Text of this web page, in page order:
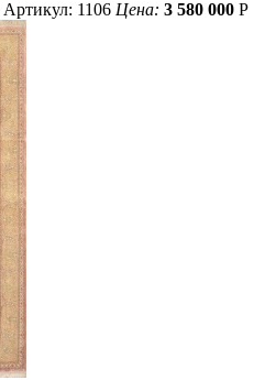
Артикул: 1106 Цена: 3 580 000 Р